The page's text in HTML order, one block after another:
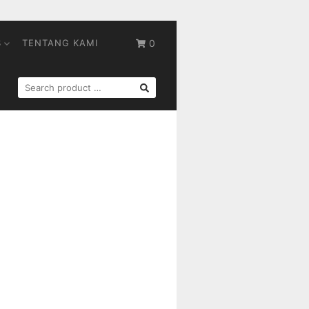
0
TENTANG KAMI
SEARCH
FOR: